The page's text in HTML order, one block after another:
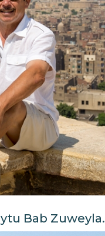
Bab Zuweyla.